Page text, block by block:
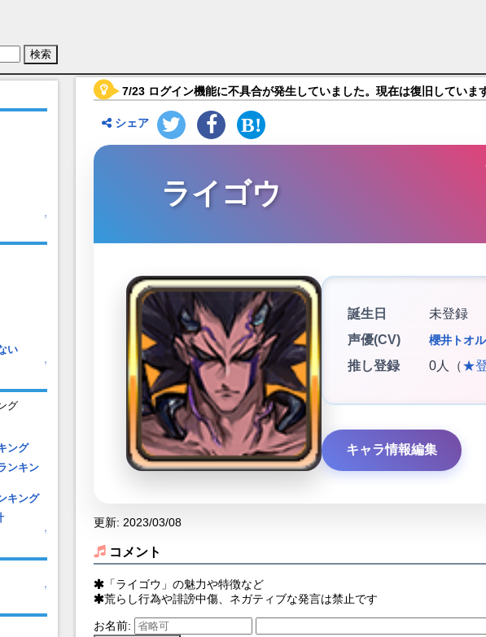
ル)【神式一閃 カムライトライブ】キャラ紹介
↑
い
↑
グ
ング
ンキン
キング
↑
↑
7/23 ログイン機能に不具合が発生していました。現在は復旧していま
シェア
ライゴウ
誕生日
未登録
声優(CV)
櫻井トオル
推し登録 0人（★
キャラ情報編集
更新: 2023/03/08
コメント
「ライゴウ」の魅力や特徴など
荒らし行為や誹謗中傷、ネガティブな発言は禁止です
お名前: